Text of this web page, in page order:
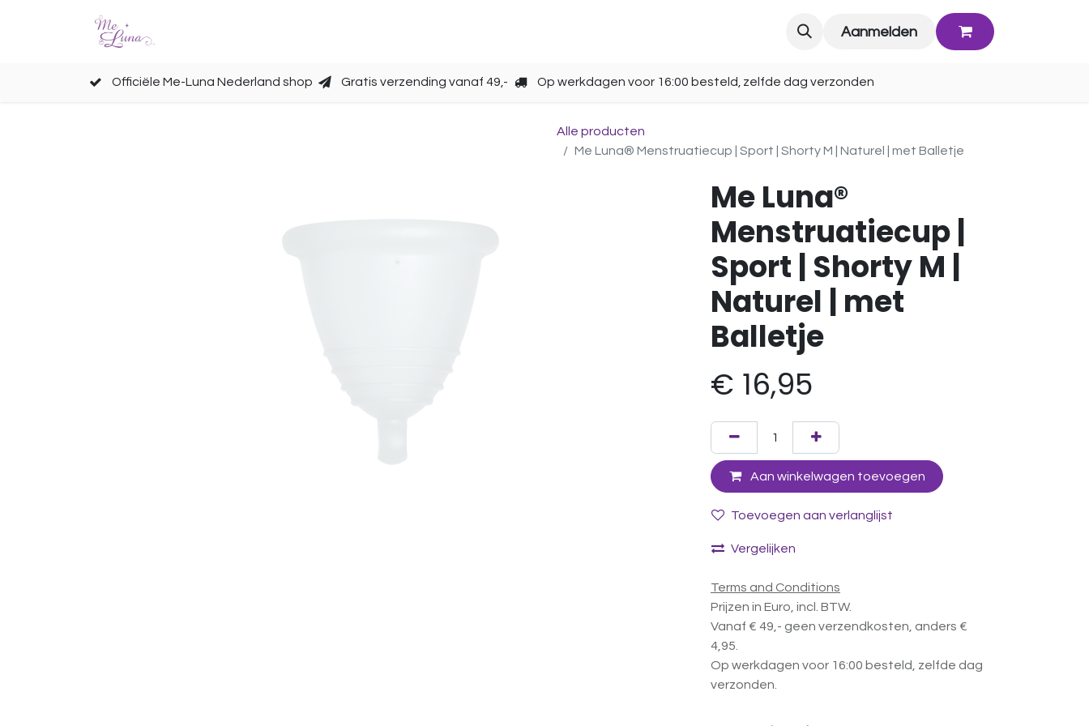
Aanmelden
Officiële Me-Luna Nederland shop Gratis verzending vanaf 49,- Op werkdagen voor 16:00 besteld, zelfde dag verzonden
Alle producten
Me Luna® Menstruatiecup | Sport | Shorty M | Naturel | met Balletje
Me Luna®
Menstruatiecup |
Sport | Shorty M |
Naturel | met
Balletje
€ 16,95
Aan winkelwagen toevoegen
Toevoegen aan verlanglijst
Vergelijken
Terms and Conditions
Prijzen in Euro, incl. BTW.
Vanaf € 49,- geen verzendkosten, anders €
4,95.
Op werkdagen voor 16:00 besteld, zelfde dag
verzonden.